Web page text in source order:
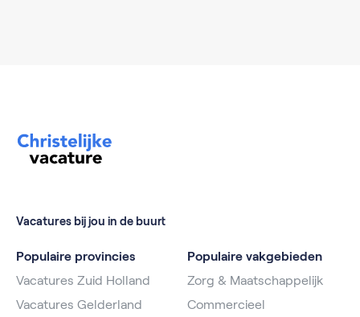
Vacatures bij jou in de buurt
Populaire provincies
Vacatures Zuid Holland
Vacatures Gelderland
Populaire vakgebieden
Zorg & Maatschappelijk
Commercieel